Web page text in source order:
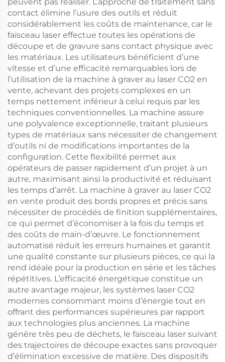
contact élimine l’usure des outils et réduit
considérablement les coûts de maintenance, car le
faisceau laser effectue toutes les opérations de
découpe et de gravure sans contact physique avec
les matériaux. Les utilisateurs bénéficient d’une
vitesse et d’une efficacité remarquables lors de
l’utilisation de la machine à graver au laser CO2 en
vente, achevant des projets complexes en un
temps nettement inférieur à celui requis par les
techniques conventionnelles. La machine assure
une polyvalence exceptionnelle, traitant plusieurs
types de matériaux sans nécessiter de changement
d’outils ni de modifications importantes de la
configuration. Cette flexibilité permet aux
opérateurs de passer rapidement d’un projet à un
autre, maximisant ainsi la productivité et réduisant
les temps d’arrêt. La machine à graver au laser CO2
en vente produit des bords propres et précis sans
nécessiter de procédés de finition supplémentaires,
ce qui permet d’économiser à la fois du temps et
des coûts de main-d’œuvre. Le fonctionnement
automatisé réduit les erreurs humaines et garantit
une qualité constante sur plusieurs pièces, ce qui la
rend idéale pour la production en série et les tâches
répétitives. L’efficacité énergétique constitue un
autre avantage majeur, les systèmes laser CO2
modernes consommant moins d’énergie tout en
offrant des performances supérieures par rapport
aux technologies plus anciennes. La machine
génère très peu de déchets, le faisceau laser suivant
des trajectoires de découpe exactes sans provoquer
d’élimination excessive de matière. Des dispositifs